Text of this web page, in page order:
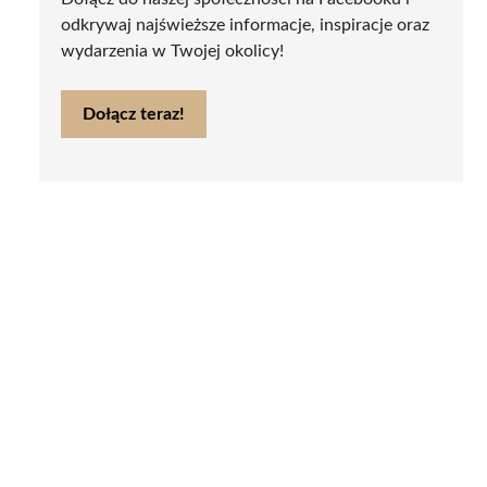
odkrywaj najświeższe informacje, inspiracje oraz
wydarzenia w Twojej okolicy!
Dołącz teraz!